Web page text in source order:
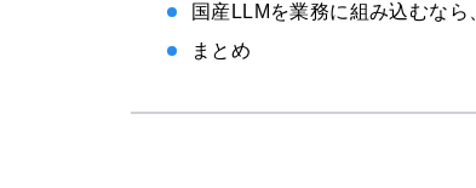
国産LLMを業務に組み込むな
まとめ